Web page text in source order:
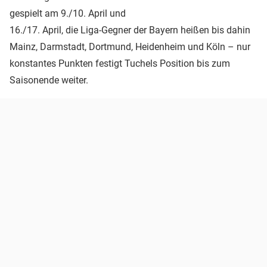
gespielt am 9./10. April und
16./17. April, die Liga-Gegner der Bayern heißen bis dahin
Mainz, Darmstadt, Dortmund, Heidenheim und Köln – nur
konstantes Punkten festigt Tuchels Position bis zum
Saisonende weiter.